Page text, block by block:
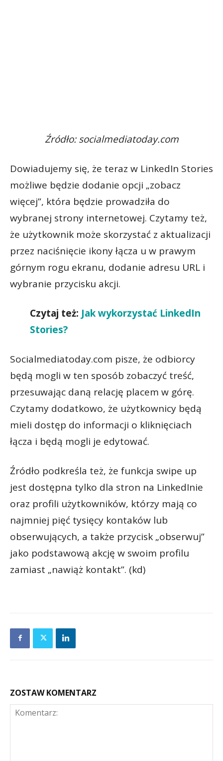
Źródło: socialmediatoday.com
Dowiadujemy się, że teraz w LinkedIn Stories
możliwe będzie dodanie opcji „zobacz
więcej”, która będzie prowadziła do
wybranej strony internetowej. Czytamy też,
że użytkownik może skorzystać z aktualizacji
przez naciśnięcie ikony łącza u w prawym
górnym rogu ekranu, dodanie adresu URL i
wybranie przycisku akcji.
Czytaj też: Jak wykorzystać LinkedIn
Stories?
Socialmediatoday.com pisze, że odbiorcy
będą mogli w ten sposób zobaczyć treść,
przesuwając daną relację placem w górę.
Czytamy dodatkowo, że użytkownicy będą
mieli dostęp do informacji o kliknięciach
łącza i będą mogli je edytować.
Źródło podkreśla też, że funkcja swipe up
jest dostępna tylko dla stron na LinkedInie
oraz profili użytkowników, którzy mają co
najmniej pięć tysięcy kontaków lub
obserwujących, a także przycisk „obserwuj”
jako podstawową akcję w swoim profilu
zamiast „nawiąż kontakt”. (kd)
ZOSTAW KOMENTARZ